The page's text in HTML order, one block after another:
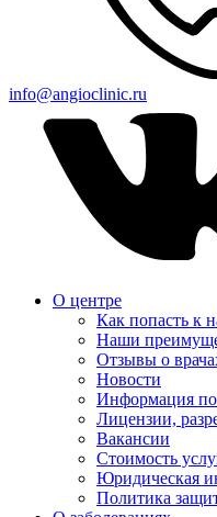
info@angioclinic.ru
О центре
Как попасть к
Наши
Отзывы о
Новости
Информация
Лицензии,
Вакансии
Стоимость
Юридическая
Политика